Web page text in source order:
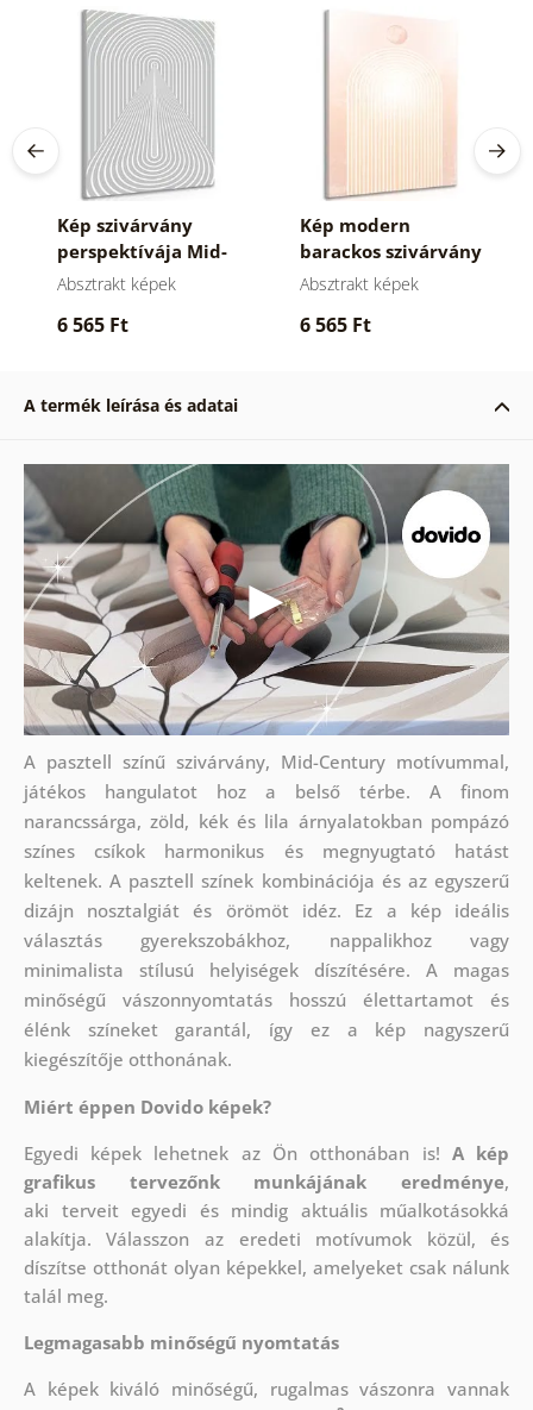
Kép szivárvány
perspektívája Mid-
Century
Absztrakt képek
6 565 Ft
Kép modern
barackos szivárvány
Mid-Century
Absztrakt képek
6 565 Ft
A termék leírása és adatai
A pasztell színű szivárvány, Mid-Century motívummal,
játékos hangulatot hoz a belső térbe. A finom
narancssárga, zöld, kék és lila árnyalatokban pompázó
színes csíkok harmonikus és megnyugtató hatást
keltenek. A pasztell színek kombinációja és az egyszerű
dizájn nosztalgiát és örömöt idéz. Ez a kép ideális
választás gyerekszobákhoz, nappalikhoz vagy
minimalista stílusú helyiségek díszítésére. A magas
minőségű vászonnyomtatás hosszú élettartamot és
élénk színeket garantál, így ez a kép nagyszerű
kiegészítője otthonának.
Miért éppen Dovido képek?
Egyedi képek lehetnek az Ön otthonában is! A kép
grafikus tervezőnk munkájának eredménye,
aki terveit egyedi és mindig aktuális műalkotásokká
alakítja. Válasszon az eredeti motívumok közül, és
díszítse otthonát olyan képekkel, amelyeket csak nálunk
talál meg.
Legmagasabb minőségű nyomtatás
A képek kiváló minőségű, rugalmas vászonra vannak